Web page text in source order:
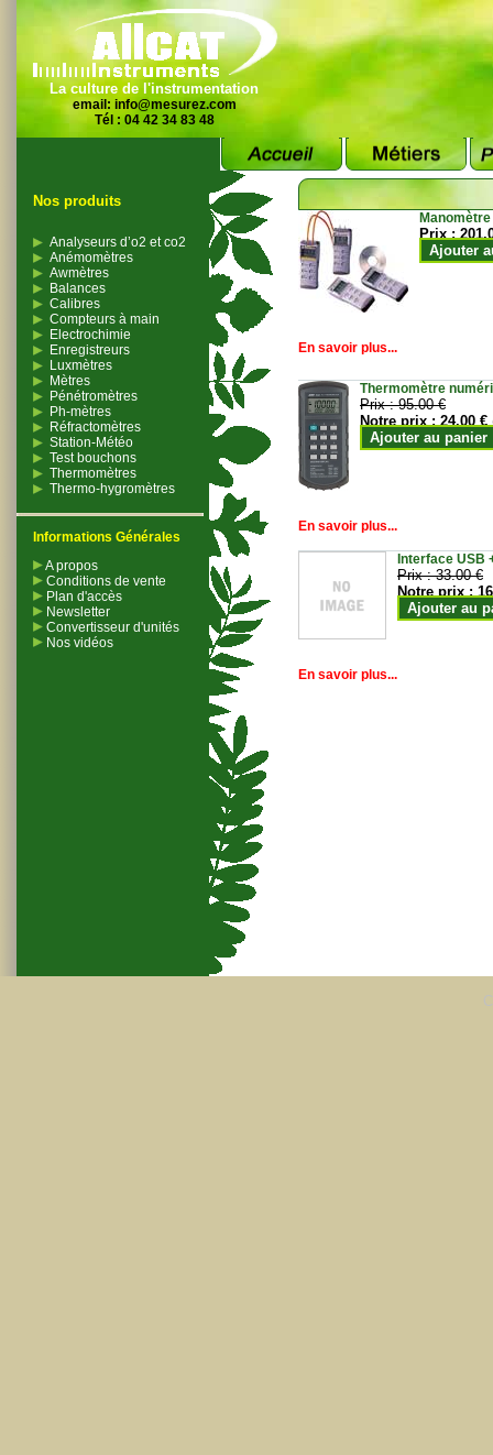
La culture de l'instrumentation
email: info@mesurez.com
Tél : 04 42 34 83 48
Nos produits
Analyseurs d’o2 et co2
Anémomètres
Awmètres
Balances
Calibres
Compteurs à main
Electrochimie
Enregistreurs
Luxmètres
Mètres
Pénétromètres
Ph-mètres
Réfractomètres
Station-Météo
Test bouchons
Thermomètres
Thermo-hygromètres
Informations Générales
A propos
Conditions de vente
Plan d'accès
Newsletter
Convertisseur d'unités
Nos vidéos
Prix :
Ajouter
En savoir plus...
Thermomètre
Prix :95.00 €
Notre prix :24.00 €
Ajouter au panier
En savoir plus...
Interface USB
Prix :33.00 €
Notre prix :
Ajouter au
En savoir plus...